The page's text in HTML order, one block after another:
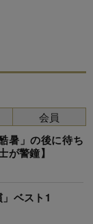
暑」の後に待ち
が警鐘】
ベスト1
会員